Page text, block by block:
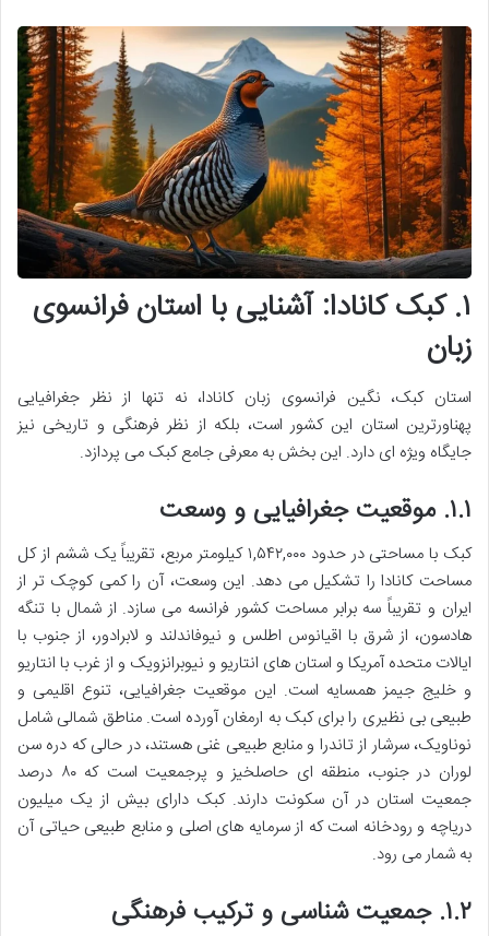
۱. کبک کانادا: آشنایی با استان فرانسوی
زبان
استان کبک، نگین فرانسوی زبان کانادا، نه تنها از نظر جغرافیایی
پهناورترین استان این کشور است، بلکه از نظر فرهنگی و تاریخی نیز
جایگاه ویژه ای دارد. این بخش به معرفی جامع کبک می پردازد.
۱.۱. موقعیت جغرافیایی و وسعت
کبک با مساحتی در حدود ۱,۵۴۲,۰۰۰ کیلومتر مربع، تقریباً یک ششم از کل
مساحت کانادا را تشکیل می دهد. این وسعت، آن را کمی کوچک تر از
ایران و تقریباً سه برابر مساحت کشور فرانسه می سازد. از شمال با تنگه
هادسون، از شرق با اقیانوس اطلس و نیوفاندلند و لابرادور، از جنوب با
ایالات متحده آمریکا و استان های انتاریو و نیوبرانزویک و از غرب با انتاریو
و خلیج جیمز همسایه است. این موقعیت جغرافیایی، تنوع اقلیمی و
طبیعی بی نظیری را برای کبک به ارمغان آورده است. مناطق شمالی شامل
نوناویک، سرشار از تاندرا و منابع طبیعی غنی هستند، در حالی که دره سن
لوران در جنوب، منطقه ای حاصلخیز و پرجمعیت است که ۸۰ درصد
جمعیت استان در آن سکونت دارند. کبک دارای بیش از یک میلیون
دریاچه و رودخانه است که از سرمایه های اصلی و منابع طبیعی حیاتی آن
به شمار می رود.
۱.۲. جمعیت شناسی و ترکیب فرهنگی